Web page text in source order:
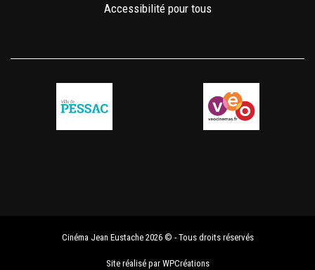
Accessibilité pour tous
Cinéma Jean Eustache 2026 © - Tous droits réservés
Site réalisé par WPCréations